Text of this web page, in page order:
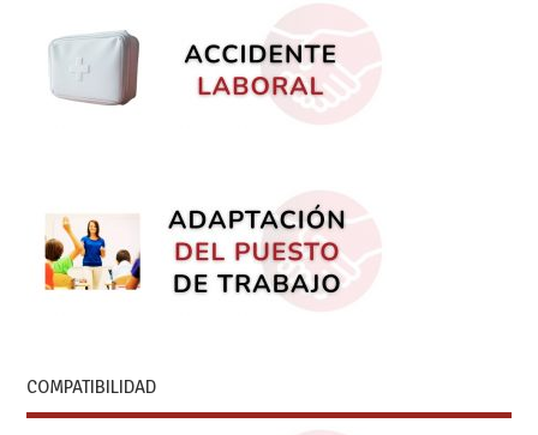
COMPATIBILIDAD